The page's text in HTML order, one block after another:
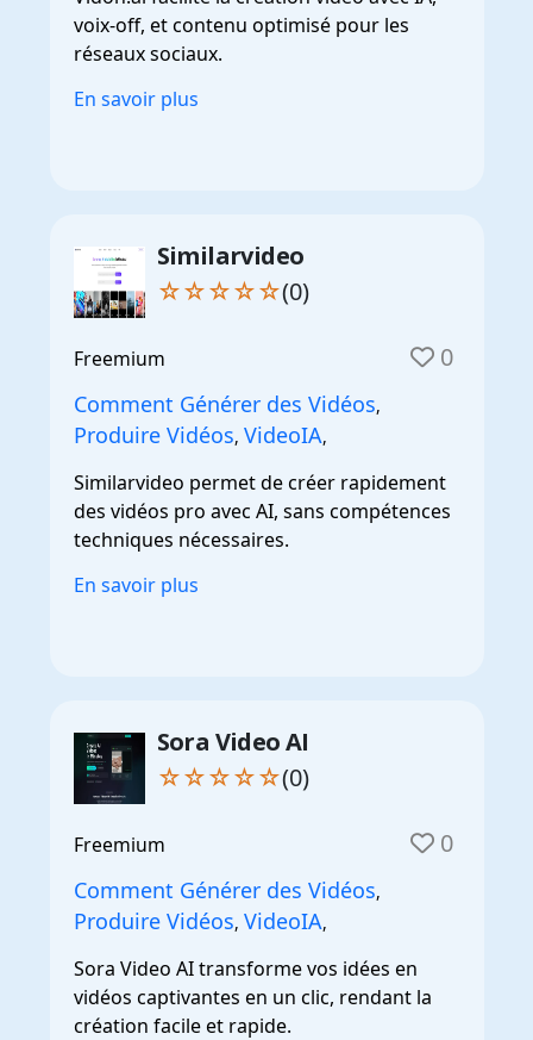
voix-off, et contenu optimisé pour les
réseaux sociaux.
En savoir plus
Similarvideo
☆☆☆☆☆(0)
Freemium 0
Comment Générer des Vidéos,
Produire Vidéos, VideoIA,
Similarvideo permet de créer rapidement
des vidéos pro avec AI, sans compétences
techniques nécessaires.
En savoir plus
Sora Video AI
☆☆☆☆☆(0)
Freemium 0
Comment Générer des Vidéos,
Produire Vidéos, VideoIA,
Sora Video AI transforme vos idées en
vidéos captivantes en un clic, rendant la
création facile et rapide.